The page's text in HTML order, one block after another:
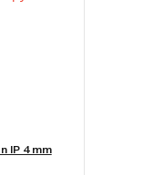
IP 4 mm